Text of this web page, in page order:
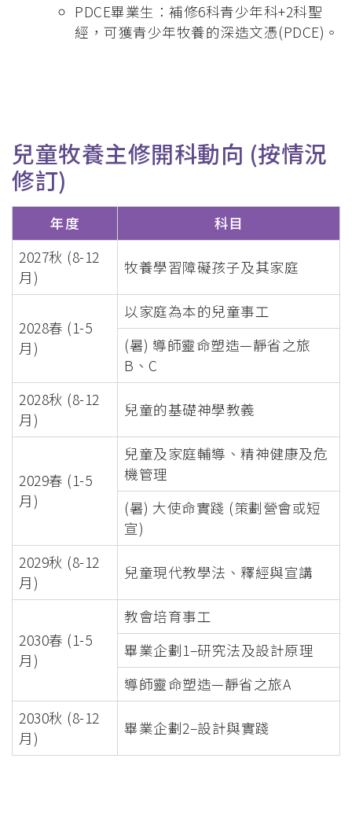
PDCE畢業生：補修6科青少年科+2科聖
經，可獲青少年牧養的深造文憑(PDCE)。
兒童牧養主修開科動向 (按情況
修訂)
年度
科目
2027秋 (8-12
月)
牧養學習障礙孩子及其家庭
2028春 (1-5
月)
以家庭為本的兒童事工
(暑) 導師靈命塑造—靜省之旅
B、C
2028秋 (8-12
月)
兒童的基礎神學教義
2029春 (1-5
月)
兒童及家庭輔導、精神健康及危
機管理
(暑) 大使命實踐 (策劃營會或短
宣)
2029秋 (8-12
月)
兒童現代教學法、釋經與宣講
2030春 (1-5
月)
教會培育事工
畢業企劃1–研究法及設計原理
導師靈命塑造—靜省之旅A
2030秋 (8-12
月)
畢業企劃2–設計與實踐